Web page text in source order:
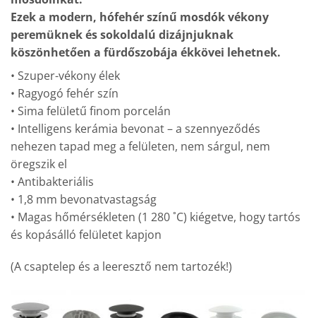
Ezek a modern, hófehér színű mosdók vékony
peremüknek és sokoldalú dizájnjuknak
köszönhetően a fürdőszobája ékkövei lehetnek.
• Szuper-vékony élek
• Ragyogó fehér szín
• Sima felületű finom porcelán
• Intelligens kerámia bevonat – a szennyeződés
nehezen tapad meg a felületen, nem sárgul, nem
öregszik el
• Antibakteriális
• 1,8 mm bevonatvastagság
• Magas hőmérsékleten (1 280 ˚C) kiégetve, hogy tartós
és kopásálló felületet kapjon
(A csaptelep és a leeresztő nem tartozék!)